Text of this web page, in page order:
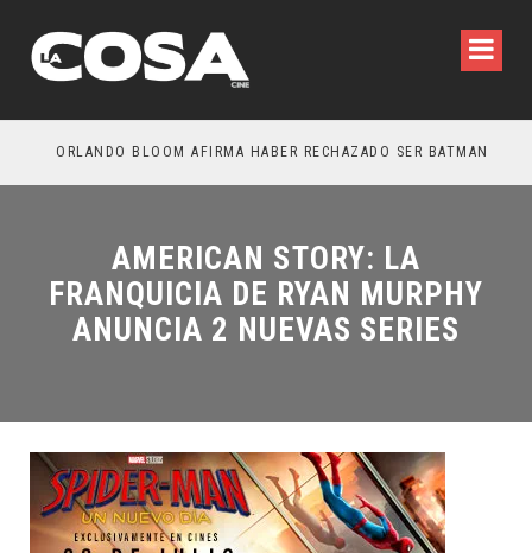
ORLANDO BLOOM AFIRMA HABER RECHAZADO SER BATMAN
AMERICAN STORY: LA
FRANQUICIA DE RYAN MURPHY
ANUNCIA 2 NUEVAS SERIES